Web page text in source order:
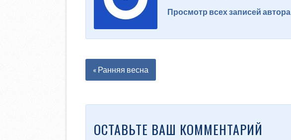
Просмотр всех записей автора
« Ранняя весна
ОСТАВЬТЕ ВАШ КОММЕНТАРИЙ